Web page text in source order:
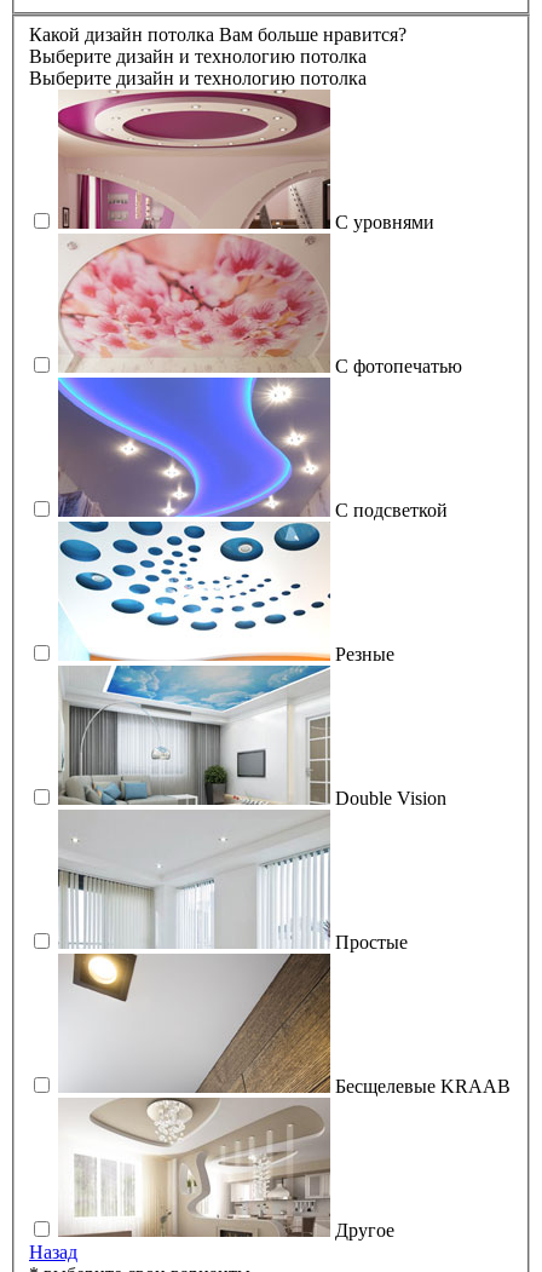
Какой дизайн потолка Вам больше нравится?
Выберите дизайн и технологию потолка
Выберите дизайн и технологию потолка
С уровнями
С фотопечатью
С подсветкой
Резные
Double Vision
Простые
Бесщелевые KRAAB
Другое
Назад